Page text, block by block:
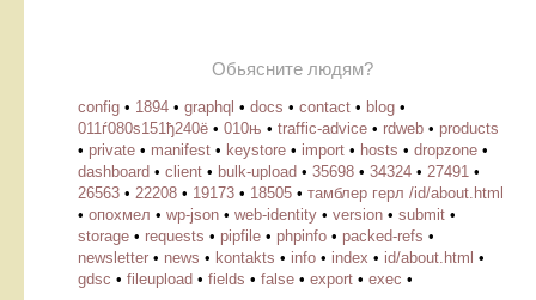
Обьясните людям?
config • 1894 • graphql • docs • contact • blog •
011ѓ080ѕ151ђ240ё • 010њ • traffic-advice • rdweb • products
• private • manifest • keystore • import • hosts • dropzone •
dashboard • client • bulk-upload • 35698 • 34324 • 27491 •
26563 • 22208 • 19173 • 18505 • тамблер герл /id/about.html
• опохмел • wp-json • web-identity • version • submit •
storage • requests • pipfile • phpinfo • packed-refs •
newsletter • news • kontakts • info • index • id/about.html •
gdsc • fileupload • fields • false • export • exec •